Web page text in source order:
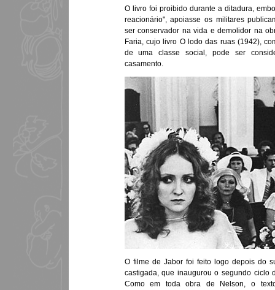
O livro foi proibido durante a ditadura,
reacionário", apoiasse os militares
ser conservador na vida e demolidor na
Faria, cujo livro O lodo das ruas (1942),
de uma classe social, pode ser
casamento.
O filme de Jabor foi feito logo depois do
castigada, que inaugurou o segundo ciclo
Como em toda obra de Nelson, o